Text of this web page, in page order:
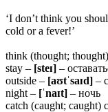
‘I don’t think you
cold or a fever!’
think (thought;
stay – [steɪ] –
outside – [aʊtˈsaɪd] –
night – [ˈnaɪt] – ночь
catch (caught; caught)